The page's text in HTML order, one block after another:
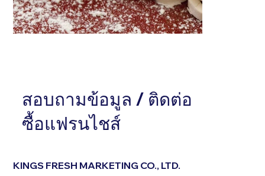
อธิบายสั้นๆ . . . . . . . . . . . . . . . . . . . . . . . . . . . . . . .
. . . . . . . . . . . . . . . . . . . . . . . . . . . . . . . . . . .
KINGS FRESH MARKETING CO., LTD.
สอบถามข้อมูล / ติดต่อ
ซื้อแฟรนไชส์